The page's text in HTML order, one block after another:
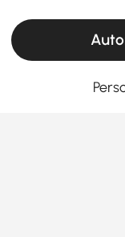
Products in the current